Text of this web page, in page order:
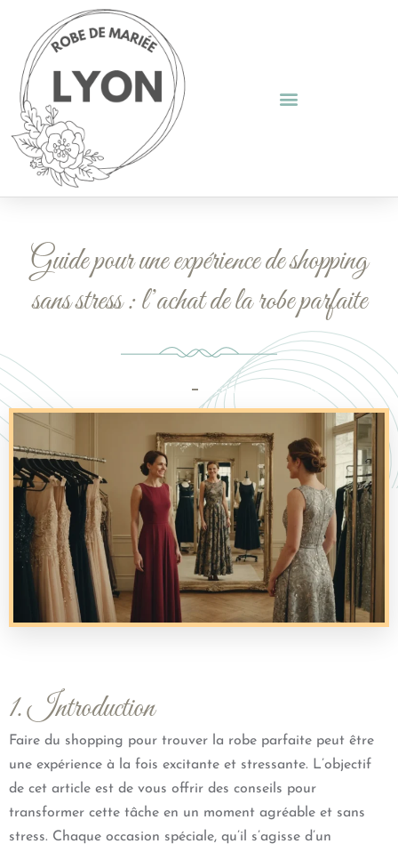
Guide pour une expérience de shopping
sans stress : l’achat de la robe parfaite
Aucun Commentaire
1. Introduction
Faire du shopping pour trouver la robe parfaite peut être
une expérience à la fois excitante et stressante. L’objectif
de cet article est de vous offrir des conseils pour
transformer cette tâche en un moment agréable et sans
stress. Chaque occasion spéciale, qu’il s’agisse d’un